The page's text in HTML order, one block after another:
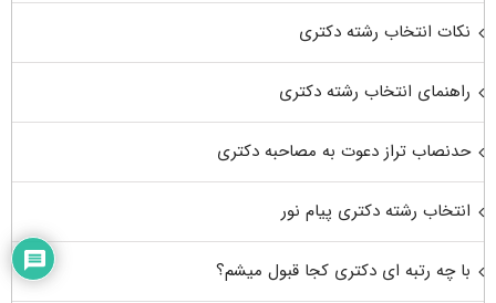
نکات انتخاب رشته دکتری
راهنمای انتخاب رشته دکتری
حدنصاب تراز دعوت به مصاحبه دکتری
انتخاب رشته دکتری پیام نور
با چه رتبه ای دکتری کجا قبول میشم؟